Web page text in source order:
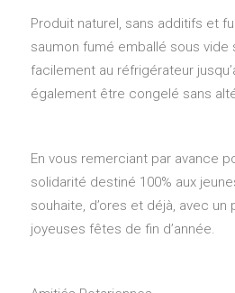
Produit naturel, sans additifs et
saumon fumé emballé sous vide
facilement au réfrigérateur
également être congelé sans
En vous remerciant par avance
solidarité destiné 100% aux
souhaite, d’ores et déjà, avec un
joyeuses fêtes de fin d’année.